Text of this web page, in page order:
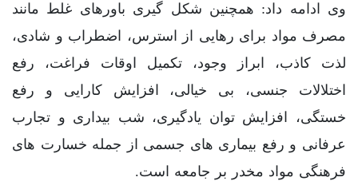
وی ادامه داد: همچنین شکل گیری باورهای غلط مانند
مصرف مواد برای رهایی از استرس، اضطراب و شادی،
لذت کاذب، ابراز وجود، تکمیل اوقات فراغت، رفع
اختلالات جنسی، بی خیالی، افزایش کارایی و رفع
خستگی، افزایش توان یادگیری، شب بیداری و تجارب
عرفانی و رفع بیماری های جسمی از جمله خسارت های
فرهنگی مواد مخدر بر جامعه است.